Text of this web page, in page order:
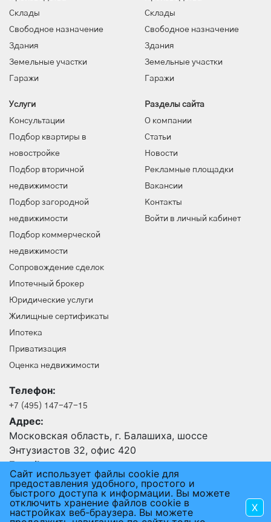
Склады
Свободное назначение
Здания
Земельные участки
Гаражи
Склады
Свободное назначение
Здания
Земельные участки
Гаражи
Услуги
Консультации
Подбор квартиры в
новостройке
Подбор вторичной
недвижимости
Подбор загородной
недвижимости
Подбор коммерческой
недвижимости
Сопровождение сделок
Ипотечный брокер
Юридические услуги
Жилищные сертификаты
Ипотека
Приватизация
Оценка недвижимости
Разделы сайта
О компании
Статьи
Новости
Рекламные площадки
Вакансии
Контакты
Войти в личный кабинет
Телефон:
+7 (495) 147-47-15
Адрес:
Московская область, г. Балашиха, шоссе
Энтузиастов 32, офис 420
E-mail:
24@an-rus.ru
2015 - 2026 © АГЕНТСТВО НЕДВИЖИМОСТИ РУСЬ
Сайт использует файлы cookie для
предоставления удобного, простого и
быстрого доступа к информации. Вы можете
отключить хранение файлов cookie в
настройках веб-браузера. Вы можете
X